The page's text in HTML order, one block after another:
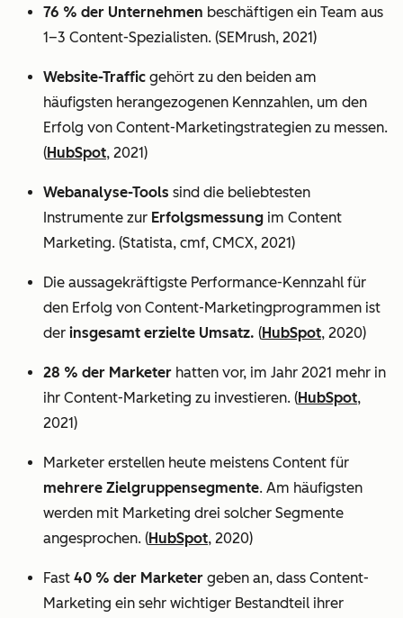
76 % der Unternehmen beschäftigen ein Team aus
1–3 Content-Spezialisten. (SEMrush, 2021)
Website-Traffic gehört zu den beiden am
häufigsten herangezogenen Kennzahlen, um den
Erfolg von Content-Marketingstrategien zu messen.
(HubSpot, 2021)
Webanalyse-Tools sind die beliebtesten
Instrumente zur Erfolgsmessung im Content
Marketing. (Statista, cmf, CMCX, 2021)
Die aussagekräftigste Performance-Kennzahl für
den Erfolg von Content-Marketingprogrammen ist
der insgesamt erzielte Umsatz. (HubSpot, 2020)
28 % der Marketer hatten vor, im Jahr 2021 mehr in
ihr Content-Marketing zu investieren. (HubSpot,
2021)
Marketer erstellen heute meistens Content für
mehrere Zielgruppensegmente. Am häufigsten
werden mit Marketing drei solcher Segmente
angesprochen. (HubSpot, 2020)
Fast 40 % der Marketer geben an, dass Content-
Marketing ein sehr wichtiger Bestandteil ihrer